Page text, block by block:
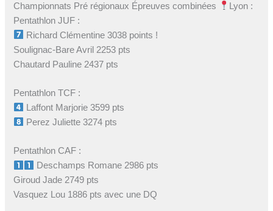
Championnats Pré régionaux Épreuves combinées
Lyon :
Pentathlon JUF :
Richard Clémentine 3038 points !
Soulignac-Bare Avril 2253 pts
Chautard Pauline 2437 pts
Pentathlon TCF :
Laffont Marjorie 3599 pts
Perez Juliette 3274 pts
Pentathlon CAF :
Deschamps Romane 2986 pts
Giroud Jade 2749 pts
Vasquez Lou 1886 pts avec une DQ